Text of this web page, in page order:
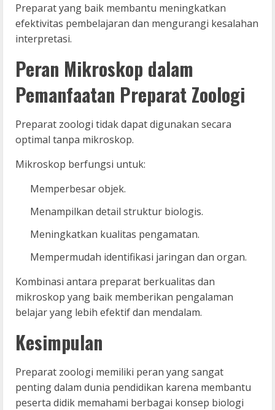
Preparat yang baik membantu meningkatkan
efektivitas pembelajaran dan mengurangi kesalahan
interpretasi.
Peran Mikroskop dalam
Pemanfaatan Preparat Zoologi
Preparat zoologi tidak dapat digunakan secara
optimal tanpa mikroskop.
Mikroskop berfungsi untuk:
Memperbesar objek.
Menampilkan detail struktur biologis.
Meningkatkan kualitas pengamatan.
Mempermudah identifikasi jaringan dan organ.
Kombinasi antara preparat berkualitas dan
mikroskop yang baik memberikan pengalaman
belajar yang lebih efektif dan mendalam.
Kesimpulan
Preparat zoologi memiliki peran yang sangat
penting dalam dunia pendidikan karena membantu
peserta didik memahami berbagai konsep biologi